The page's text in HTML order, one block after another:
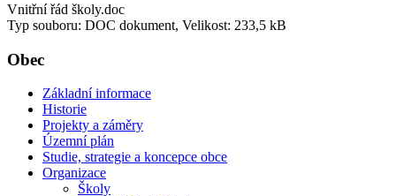
Vnitřní řád školy.doc
Typ souboru: DOC dokument, Velikost: 233,5 kB
Obec
Základní informace
Historie
Projekty a záměry
Územní plán
Studie, strategie a koncepce obce
Organizace
Školy